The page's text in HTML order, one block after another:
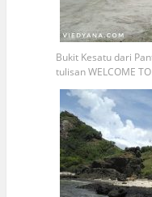
Bukit Kesatu dari
tulisan WELCOME TO